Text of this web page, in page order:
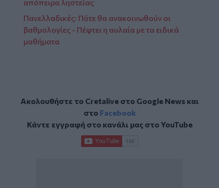
απόπειρα ληστείας
Πανελλαδικές: Πότε θα ανακοινωθούν οι
βαθμολογίες - Πέφτει η αυλαία με τα ειδικά
μαθήματα
Ακολουθήστε το Cretalive στο Google Newsκαι
στο Facebook
Κάντε εγγραφή στο κανάλι μας στοYouTube